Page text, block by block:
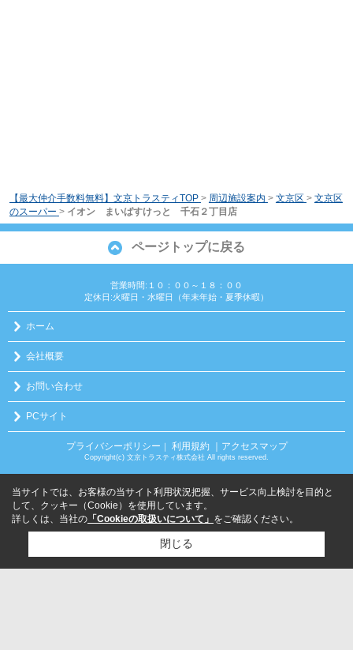
【最大仲介手数料無料】文京トラスティTOP > 周辺施設案内 > 文京区 > 文京区
のスーパー > イオン まいばすけっと 千石２丁目店
ページトップに戻る
営業時間:１０：００～１８：００
定休日:火曜日・水曜日（年末年始・夏季休暇）
ホーム
会社概要
お問い合わせ
PCサイト
プライバシーポリシー ｜ 利用規約 ｜アクセスマップ
Copyright(c) 文京トラスティ株式会社 All rights reserved.
当サイトでは、お客様の当サイト利用状況把握、サービス向上検討を目的と
して、クッキー（Cookie）を使用しています。
詳しくは、当社の 「Cookieの取扱いについて」 をご確認ください。
閉じる